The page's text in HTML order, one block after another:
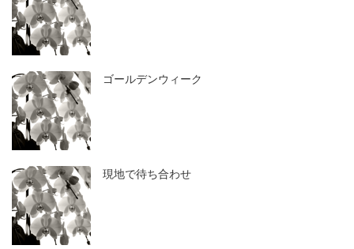
ゴールデンウィーク
現地で待ち合わせ